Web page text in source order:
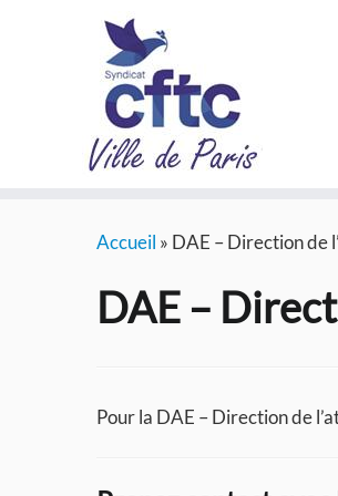
Accueil » DAE – Direction de
DAE –
Pour la DAE – Direction de